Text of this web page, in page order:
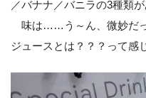
／バナナ／バニラの3種類
味は……う～ん、微妙だ
ジュースとは？？？って感